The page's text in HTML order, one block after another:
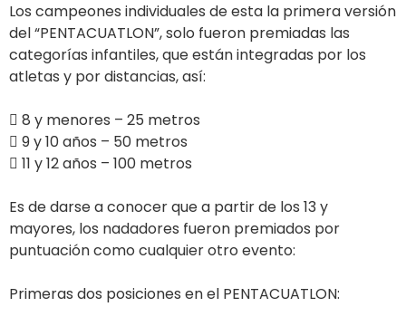
Los campeones individuales de esta la primera versión
del “PENTACUATLON”, solo fueron premiadas las
categorías infantiles, que están integradas por los
atletas y por distancias, así:
 8 y menores – 25 metros
 9 y 10 años – 50 metros
 11 y 12 años – 100 metros
Es de darse a conocer que a partir de los 13 y
mayores, los nadadores fueron premiados por
puntuación como cualquier otro evento:
Primeras dos posiciones en el PENTACUATLON: